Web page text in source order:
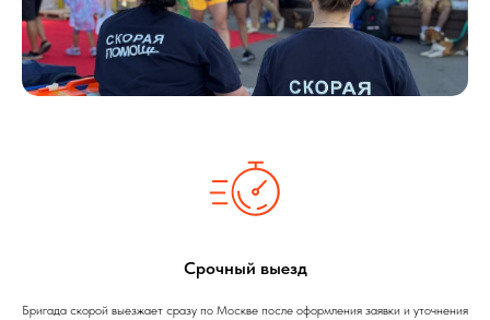
Срочный выезд
Бригада скорой выезжает сразу по Москве после оформления заявки и уточнения